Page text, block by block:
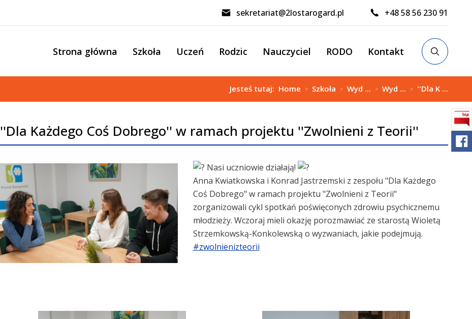
sekretariat@2lostarogard.pl +48 58 56 230 91
Strona główna Szkoła Uczeń Rodzic Nauczyciel RODO Kontakt
Jesteś tutaj: Home > Szkoła > Wyd ... > Wyd ... > ''Dla K ...
''Dla Każdego Coś Dobrego'' w ramach projektu ''Zwolnieni z Teorii''
Nasi uczniowie działają!
Anna Kwiatkowska i Konrad Jastrzemski z zespołu "Dla Każdego
Coś Dobrego" w ramach projektu "Zwolnieni z Teorii"
zorganizowali cykl spotkań poświęconych zdrowiu psychicznemu
młodzieży. Wczoraj mieli okazję porozmawiać ze starostą Wioletą
Strzemkowską-Konkolewską o wyzwaniach, jakie podejmują.
#zwolnienizteorii